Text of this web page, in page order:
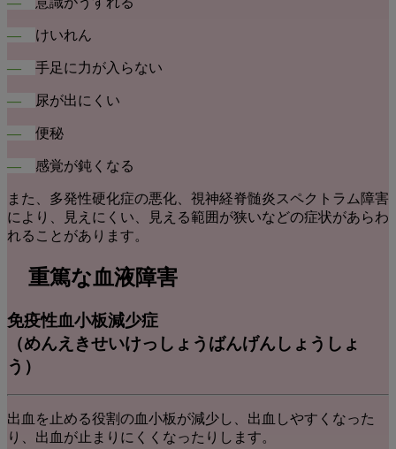
― けいれん
― 手足に力が入らない
― 尿が出にくい
― 便秘
― 感覚が鈍くなる
また、多発性硬化症の悪化、視神経脊髄炎スペクトラム障害
により、見えにくい、見える範囲が狭いなどの症状があらわ
れることがあります。
重篤な血液障害
免疫性血小板減少症
（めんえきせいけっしょうばんげんしょうしょ
う）
出血を止める役割の血小板が減少し、出血しやすくなった
り、出血が止まりにくくなったりします。